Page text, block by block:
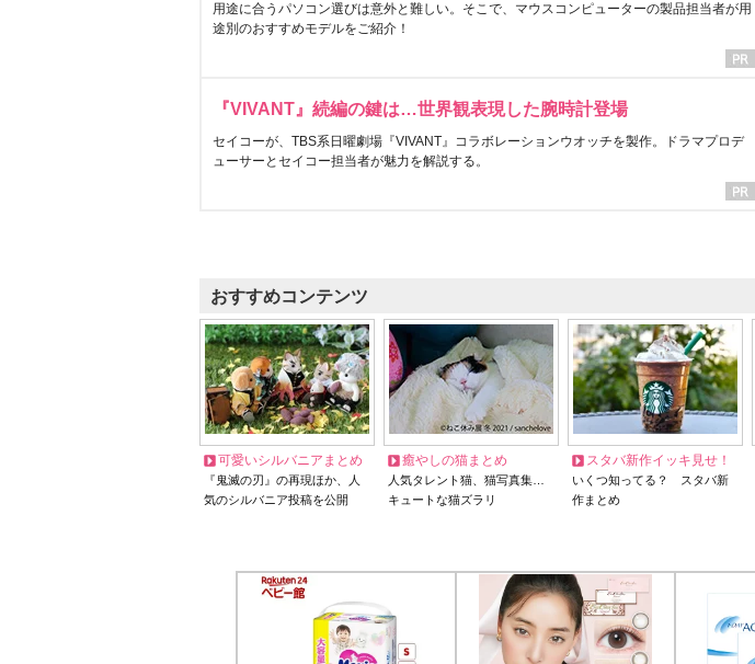
用途に合うパソコン選びは意外と難しい。そこで、マウスコンピューターの製品担当者が用
途別のおすすめモデルをご紹介！
『VIVANT』続編の鍵は…世界観表現した腕時計登場
セイコーが、TBS系日曜劇場『VIVANT』コラボレーションウオッチを製作。ドラマプロデ
ューサーとセイコー担当者が魅力を解説する。
おすすめコンテンツ
可愛いシルバニアまとめ
『鬼滅の刃』の再現ほか、人
気のシルバニア投稿を公開
癒やしの猫まとめ
人気タレント猫、猫写真集…
キュートな猫ズラリ
スタバ新作イッキ見せ！
いくつ知ってる？ スタバ新
作まとめ